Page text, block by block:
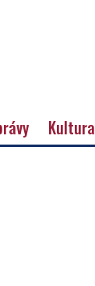
Kultura